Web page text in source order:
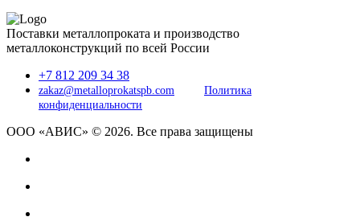
Поставки металлопроката и производство
металлоконструкций по всей России
+7 812 209 34 38
zakaz@metalloprokatspb.com
Политика
конфиденциальности
ООО «АВИС» © 2026. Все права защищены